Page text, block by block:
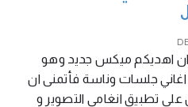
نهاية سنة 2018 احب ان اهديكم ميكس جديد وهو
جلسات وناسة فأتمنى ان
تطبيق انغامي التصوير و